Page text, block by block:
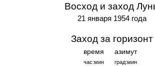
Восход и заход
21 января 1954 года
Заход за горизонт
время
час:мин
азимут
град:мин